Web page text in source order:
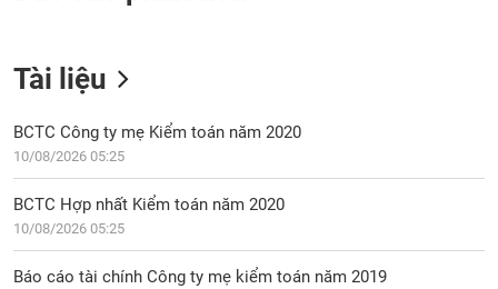
Tài liệu
BCTC Công ty mẹ Kiểm toán năm 2020
10/08/2026 05:25
BCTC Hợp nhất Kiểm toán năm 2020
10/08/2026 05:25
Báo cáo tài chính Công ty mẹ kiểm toán năm 2019